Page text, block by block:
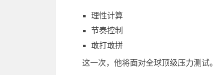
理性计算
节奏控制
敢打敢拼
这一次，他将面对全球顶级压力测试。